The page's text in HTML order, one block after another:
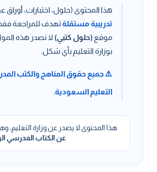
هذا المحتوى (حلول، اختبارات، أوراق
تدريبية مستقلةتهدف للمراجعة
موقع (حلول كتبي) لا نصدر هذه
بوزارة التعليم بأي شكل.
⚠️ جميع حقوق المناهج والكتب
التعليم السعودية.
هذا المحتوى لا يصدر عن وزارة
عن الكتاب المدرسي